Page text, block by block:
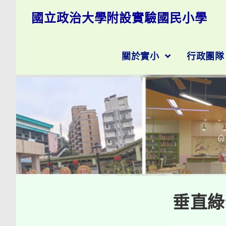
國立政治大學附設實驗國民小學
關於實小 行政團隊
垂直